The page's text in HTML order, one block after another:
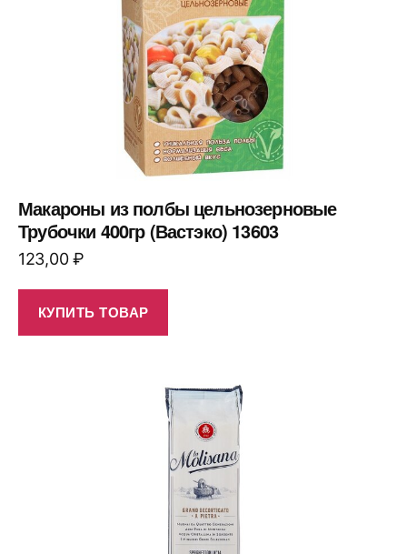
Макароны из полбы цельнозерновые
Трубочки 400гр (Вастэко) 13603
123,00₽
КУПИТЬ ТОВАР